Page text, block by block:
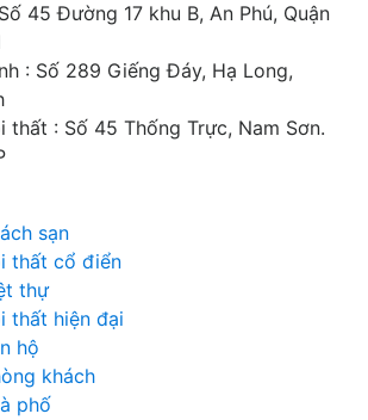
45 Đường 17 khu B, An Phú, Quận
: Số 289 Giếng Đáy, Hạ Long,
thất : Số 45 Thống Trực, Nam Sơn.
sạn
thất cổ điển
thự
thất hiện đại
hộ
khách
phố